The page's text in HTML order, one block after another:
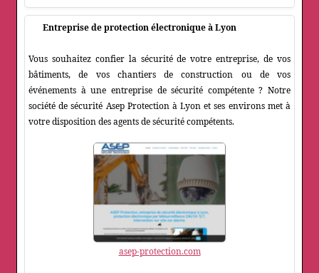
Entreprise de protection électronique à Lyon
Vous souhaitez confier la sécurité de votre entreprise, de vos
bâtiments, de vos chantiers de construction ou de vos
événements à une entreprise de sécurité compétente ? Notre
société de sécurité Asep Protection à Lyon et ses environs met à
votre disposition des agents de sécurité compétents.
asep-protection.com